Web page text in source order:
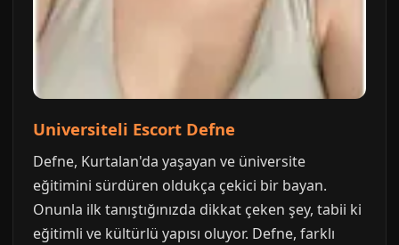
Universiteli Escort Defne
Defne, Kurtalan'da yaşayan ve üniversite
eğitimini sürdüren oldukça çekici bir bayan.
Onunla ilk tanıştığınızda dikkat çeken şey, tabii ki
eğitimli ve kültürlü yapısı oluyor. Defne, farklı